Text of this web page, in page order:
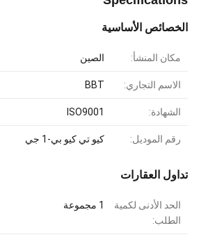
الخصائص الأساسية
مكان المنشأ: الصين
الاسم التجاري: BBT
الشهادة: ISO9001
رقم الموديل: كيو تي كيو بي-1 جي
تداول العقارات
الحد الأدنى لكمية
الطلب:
1 مجموعة